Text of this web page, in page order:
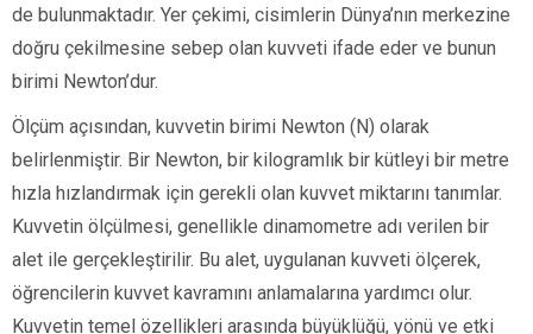
de bulunmaktadır. Yer çekimi, cisimlerin Dünya’nın merkezine
doğru çekilmesine sebep olan kuvveti ifade eder ve bunun
birimi Newton’dur.
Ölçüm açısından, kuvvetin birimi Newton (N) olarak
belirlenmiştir. Bir Newton, bir kilogramlık bir kütleyi bir metre
hızla hızlandırmak için gerekli olan kuvvet miktarını tanımlar.
Kuvvetin ölçülmesi, genellikle dinamometre adı verilen bir
alet ile gerçekleştirilir. Bu alet, uygulanan kuvveti ölçerek,
öğrencilerin kuvvet kavramını anlamalarına yardımcı olur.
Kuvvetin temel özellikleri arasında büyüklüğü, yönü ve etki